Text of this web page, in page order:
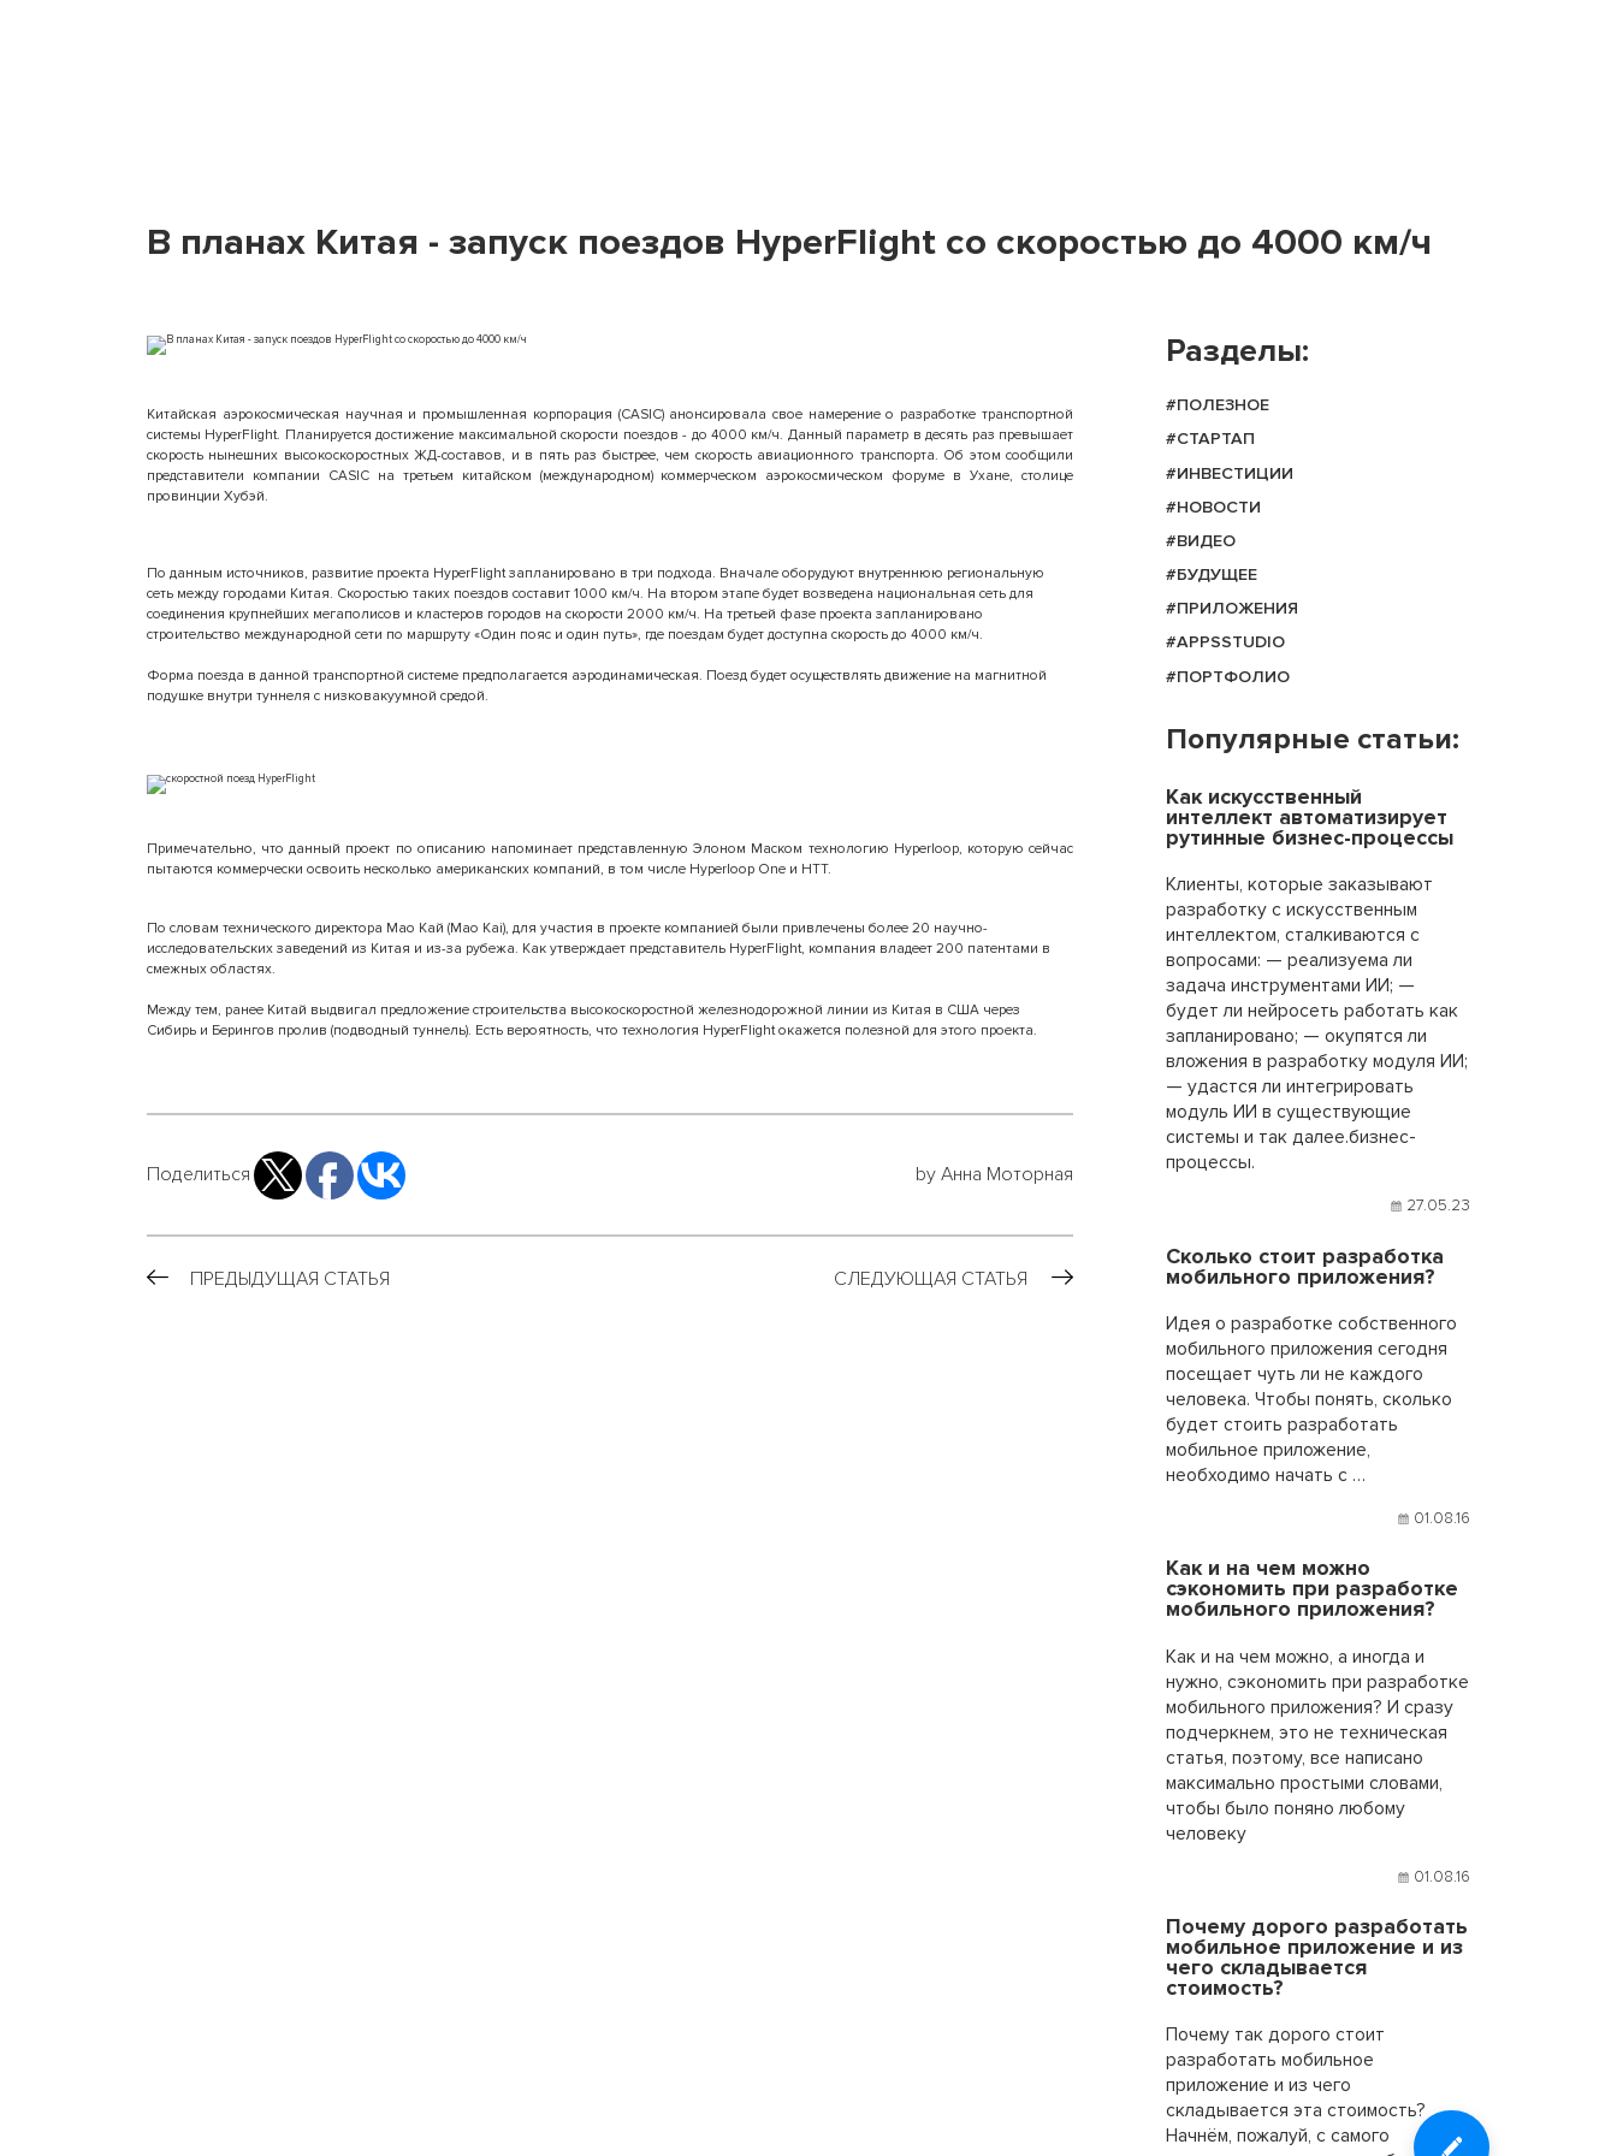
В планах Китая - запуск поездов HyperFlight со скоростью до 4000 км/ч
Китайская аэрокосмическая научная и промышленная корпорация (CASIC) анонсировала свое намерение о разработке транспортной
системы HyperFlight. Планируется достижение максимальной скорости поездов - до 4000 км/ч. Данный параметр в десять раз превышает
скорость нынешних высокоскоростных ЖД-составов, и в пять раз быстрее, чем скорость авиационного транспорта. Об этом сообщили
представители компании CASIC на третьем китайском (международном) коммерческом аэрокосмическом форуме в Ухане, столице
провинции Хубэй.
По данным источников, развитие проекта HyperFlight запланировано в три подхода. Вначале оборудуют внутреннюю региональную
сеть между городами Китая. Скоростью таких поездов составит 1000 км/ч. На втором этапе будет возведена национальная сеть для
соединения крупнейших мегаполисов и кластеров городов на скорости 2000 км/ч. На третьей фазе проекта запланировано
строительство международной сети по маршруту «Один пояс и один путь», где поездам будет доступна скорость до 4000 км/ч.
Форма поезда в данной транспортной системе предполагается аэродинамическая. Поезд будет осуществлять движение на магнитной
подушке внутри туннеля с низковакуумной средой.
Примечательно, что данный проект по описанию напоминает представленную Элоном Маском технологию Hyperloop, которую сейчас
пытаются коммерчески освоить несколько американских компаний, в том числе Hyperloop One и HTT.
По словам технического директора Мао Кай (Mao Kai), для участия в проекте компанией были привлечены более 20 научно-
исследовательских заведений из Китая и из-за рубежа. Как утверждает представитель HyperFlight, компания владеет 200 патентами в
смежных областях.
Между тем, ранее Китай выдвигал предложение строительства высокоскоростной железнодорожной линии из Китая в США через
Сибирь и Берингов пролив (подводный туннель). Есть вероятность, что технология HyperFlight окажется полезной для этого проекта.
Поделиться by Анна Моторная
ПРЕДЫДУЩАЯ СТАТЬЯ СЛЕДУЮЩАЯ СТАТЬЯ
Разделы:
#ПОЛЕЗНОЕ
#СТАРТАП
#ИНВЕСТИЦИИ
#НОВОСТИ
#ВИДЕО
#БУДУЩЕЕ
#ПРИЛОЖЕНИЯ
#APPSSTUDIO
#ПОРТФОЛИО
Популярные статьи:
Как искусственный
интеллект автоматизирует
рутинные бизнес-процессы
Клиенты, которые заказывают
разработку с искусственным
интеллектом, сталкиваются с
вопросами: — реализуема ли
задача инструментами ИИ; —
будет ли нейросеть работать как
запланировано; — окупятся ли
вложения в разработку модуля ИИ;
— удастся ли интегрировать
модуль ИИ в существующие
системы и так далее.бизнес-
процессы.
27.05.23
Сколько стоит разработка
мобильного приложения?
Идея о разработке собственного
мобильного приложения сегодня
посещает чуть ли не каждого
человека. Чтобы понять, сколько
будет стоить разработать
мобильное приложение,
необходимо начать с …
01.08.16
Как и на чем можно
сэкономить при разработке
мобильного приложения?
Как и на чем можно, а иногда и
нужно, сэкономить при разработке
мобильного приложения? И сразу
подчеркнем, это не техническая
статья, поэтому, все написано
максимально простыми словами,
чтобы было поняно любому
человеку
01.08.16
Почему дорого разработать
мобильное приложение и из
чего складывается
стоимость?
Почему так дорого стоит
разработать мобильное
приложение и из чего
складывается эта стоимость?
Начнём, пожалуй, с самого